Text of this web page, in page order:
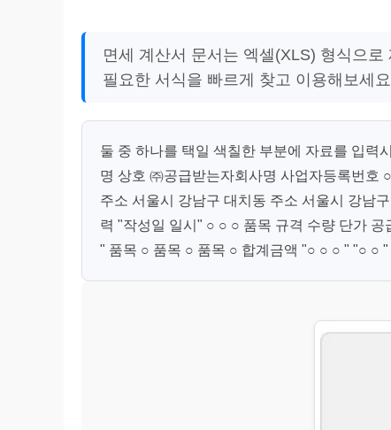
면세 계산서 문서는 엑셀(XLS) 형식으
필요한 서식을 빠르게 찾고 이용해보세
둘 중 하나를 택일 색칠한 부분에 자료를 입력
명 상호 ㈜공급받는자회사명 사업자등록번호
주소 서울시 강남구 대치동 주소 서울시 강남
력 "작성일 일시" ○ ○ ○ 품목 규격 수량 단가
" 품목 ○ 품목 ○ 품목 ○ 합계금액 "○ ○ ○ " "○ ○